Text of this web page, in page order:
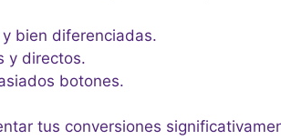
bien diferenciadas.
y directos.
botones.
tus conversiones